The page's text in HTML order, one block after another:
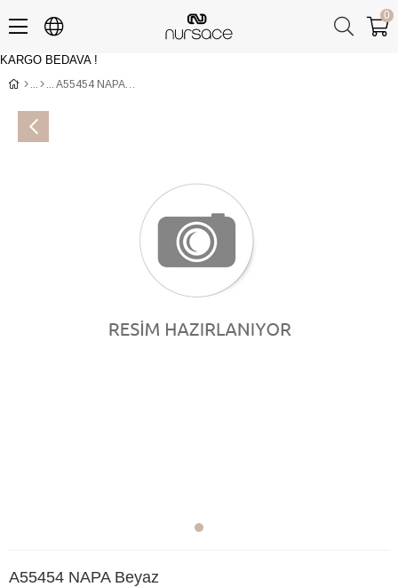
KARGO BEDAVA !
0
A55454 NAPA Beyaz
A55454 NAPA Beyaz